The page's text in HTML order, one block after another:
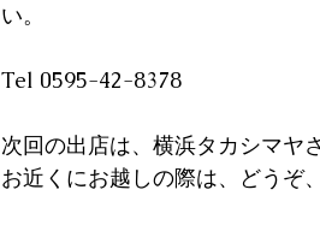
い。
Tel 0595-42-8378
次回の出店は、横浜タカシマヤ
お近くにお越しの際は、どうぞ